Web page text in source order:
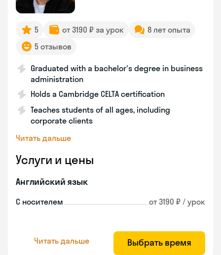
5 от 3190 ₽ за урок
8 лет опыта
5 отзывов
Graduated with a bachelor's degree in business
administration
Holds a Cambridge CELTA certification
Teaches students of all ages, including
corporate clients
Читать дальше
Услуги и цены
Английский язык
С носителем от 3190 ₽ / урок
Читать дальше Выбрать время